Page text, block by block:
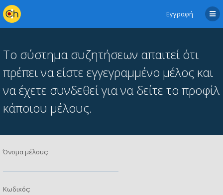
Εγγραφή
Το σύστημα συζητήσεων απαιτεί ότι
πρέπει να είστε εγγεγραμμένο μέλος και
να έχετε συνδεθεί για να δείτε το προφίλ
κάποιου μέλους.
Όνομα μέλους:
Κωδικός: